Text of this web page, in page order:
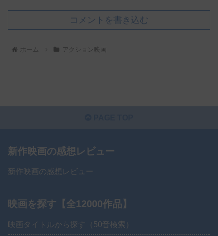
コメントを書き込む
ホーム アクション映画
新作映画の感想レビュー
新作映画の感想レビュー
映画を探す【全12000作品】
映画タイトルから探す（50音検索）